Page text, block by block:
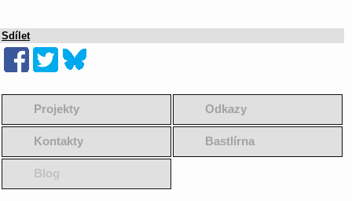
Sdílet
Projekty Odkazy
Kontakty Bastlírna
Blog